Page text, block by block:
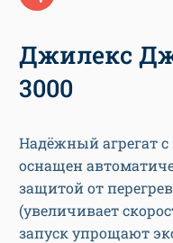
Джилекс
3000
Надёжный агрегат
оснащен
защитой от
(увеличивает
запуск упрощают